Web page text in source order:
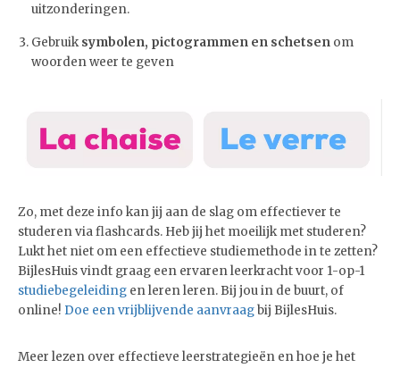
uitzonderingen.
Gebruiksymbolen, pictogrammen en schetsen om
woorden weer te geven
Zo, met deze info kan jij aan de slag om effectiever te
studeren via flashcards. Heb jij het moeilijk met studeren?
Lukt het niet om een effectieve studiemethode in te zetten?
BijlesHuis vindt graag een ervaren leerkracht voor 1-op-1
studiebegeleiding en leren leren. Bij jou in de buurt, of
online! Doe een vrijblijvende aanvraagbij BijlesHuis.
Meer lezen over effectieve leerstrategieën en hoe je het